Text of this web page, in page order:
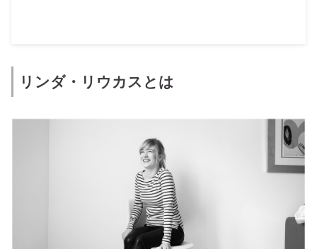
リンダ・リウカスとは